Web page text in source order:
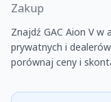
Zakup
Znajdź GAC Aion V
prywatnych i
porównaj ceny i